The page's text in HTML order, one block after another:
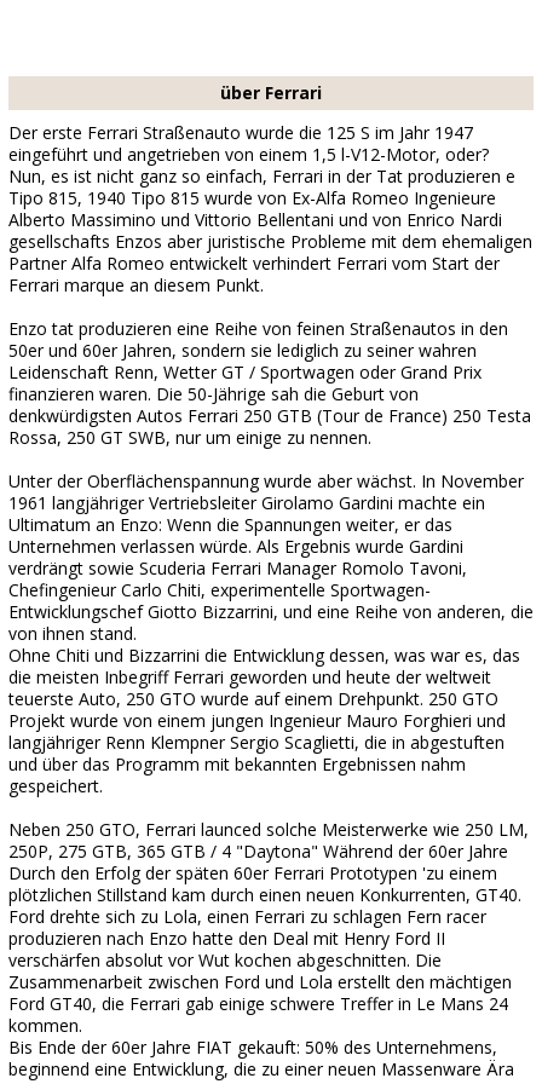
über Ferrari
Der erste Ferrari Straßenauto wurde die 125 S im Jahr 1947
eingeführt und angetrieben von einem 1,5 l-V12-Motor, oder?
Nun, es ist nicht ganz so einfach, Ferrari in der Tat produzieren e
Tipo 815, 1940 Tipo 815 wurde von Ex-Alfa Romeo Ingenieure
Alberto Massimino und Vittorio Bellentani und von Enrico Nardi
gesellschafts Enzos aber juristische Probleme mit dem ehemaligen
Partner Alfa Romeo entwickelt verhindert Ferrari vom Start der
Ferrari marque an diesem Punkt.
Enzo tat produzieren eine Reihe von feinen Straßenautos in den
50er und 60er Jahren, sondern sie lediglich zu seiner wahren
Leidenschaft Renn, Wetter GT / Sportwagen oder Grand Prix
finanzieren waren. Die 50-Jährige sah die Geburt von
denkwürdigsten Autos Ferrari 250 GTB (Tour de France) 250 Testa
Rossa, 250 GT SWB, nur um einige zu nennen.
Unter der Oberflächenspannung wurde aber wächst. In November
1961 langjähriger Vertriebsleiter Girolamo Gardini machte ein
Ultimatum an Enzo: Wenn die Spannungen weiter, er das
Unternehmen verlassen würde. Als Ergebnis wurde Gardini
verdrängt sowie Scuderia Ferrari Manager Romolo Tavoni,
Chefingenieur Carlo Chiti, experimentelle Sportwagen-
Entwicklungschef Giotto Bizzarrini, und eine Reihe von anderen, die
von ihnen stand.
Ohne Chiti und Bizzarrini die Entwicklung dessen, was war es, das
die meisten Inbegriff Ferrari geworden und heute der weltweit
teuerste Auto, 250 GTO wurde auf einem Drehpunkt. 250 GTO
Projekt wurde von einem jungen Ingenieur Mauro Forghieri und
langjähriger Renn Klempner Sergio Scaglietti, die in abgestuften
und über das Programm mit bekannten Ergebnissen nahm
gespeichert.
Neben 250 GTO, Ferrari launced solche Meisterwerke wie 250 LM,
250P, 275 GTB, 365 GTB / 4 "Daytona" Während der 60er Jahre
Durch den Erfolg der späten 60er Ferrari Prototypen 'zu einem
plötzlichen Stillstand kam durch einen neuen Konkurrenten, GT40.
Ford drehte sich zu Lola, einen Ferrari zu schlagen Fern racer
produzieren nach Enzo hatte den Deal mit Henry Ford II
verschärfen absolut vor Wut kochen abgeschnitten. Die
Zusammenarbeit zwischen Ford und Lola erstellt den mächtigen
Ford GT40, die Ferrari gab einige schwere Treffer in Le Mans 24
kommen.
Bis Ende der 60er Jahre FIAT gekauft: 50% des Unternehmens,
beginnend eine Entwicklung, die zu einer neuen Massenware Ära